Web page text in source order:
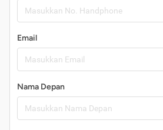
Email
Nama Depan